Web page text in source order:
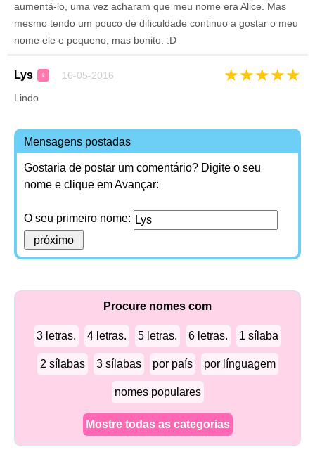
aumentá-lo, uma vez acharam que meu nome era Alice. Mas
mesmo tendo um pouco de dificuldade continuo a gostar o meu
nome ele e pequeno, mas bonito. :D
Lys ♀ 16-05-2016 ★★★★★
Lindo
Mensagens postadas
Gostaria de postar um comentário? Digite o seu
nome e clique em Avançar:
O seu primeiro nome:
Procure nomes com
3 letras. 4 letras. 5 letras. 6 letras. 1 sílaba
2 sílabas 3 sílabas por país por línguagem
nomes populares
Mostre todas as categorias